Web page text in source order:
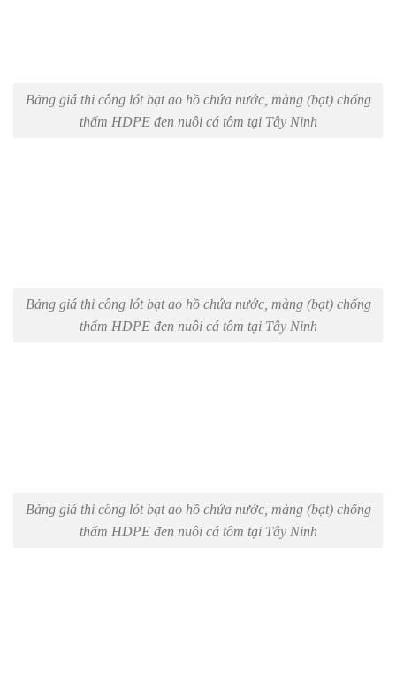
Bảng giá thi công lót bạt ao hồ chứa nước, màng (bạt) chống
thấm HDPE đen nuôi cá tôm tại Tây Ninh
Bảng giá thi công lót bạt ao hồ chứa nước, màng (bạt) chống
thấm HDPE đen nuôi cá tôm tại Tây Ninh
Bảng giá thi công lót bạt ao hồ chứa nước, màng (bạt) chống
thấm HDPE đen nuôi cá tôm tại Tây Ninh